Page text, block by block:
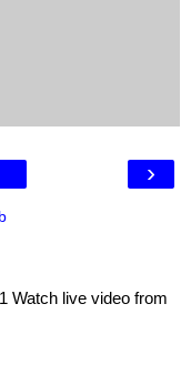
›
Watch live video from